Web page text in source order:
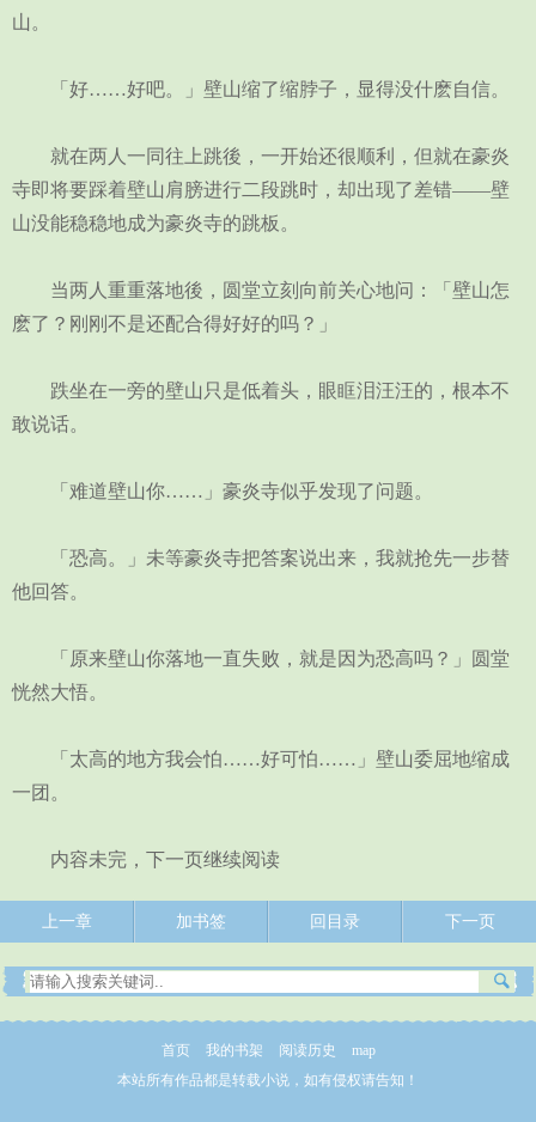
山。
「好……好吧。」壁山缩了缩脖子，显得没什麽自信。
就在两人一同往上跳後，一开始还很顺利，但就在豪炎
寺即将要踩着壁山肩膀进行二段跳时，却出现了差错——壁
山没能稳稳地成为豪炎寺的跳板。
当两人重重落地後，圆堂立刻向前关心地问：「壁山怎
麽了？刚刚不是还配合得好好的吗？」
跌坐在一旁的壁山只是低着头，眼眶泪汪汪的，根本不
敢说话。
「难道壁山你……」豪炎寺似乎发现了问题。
「恐高。」未等豪炎寺把答案说出来，我就抢先一步替
他回答。
「原来壁山你落地一直失败，就是因为恐高吗？」圆堂
恍然大悟。
「太高的地方我会怕……好可怕……」壁山委屈地缩成
一团。
内容未完，下一页继续阅读
上一章 加书签 回目录 下一页
首页 我的书架 阅读历史
map
本站所有作品都是转载小说，如有侵权请告知！